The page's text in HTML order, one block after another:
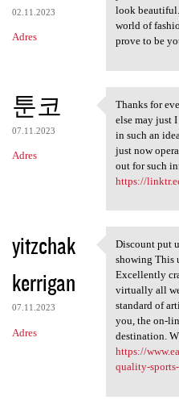
02.11.2023
Adres
look
world of
prove to be
툰코
07.11.2023
Adres
Thanks for
Thanks for
else may just
in such an
just now
out for such
https://
yitzchak
kerrigan
07.11.2023
Adres
Discount
Discount put
showing This
Excellently
virtually all
standard of
you, the on-
destination.
https://
quality-